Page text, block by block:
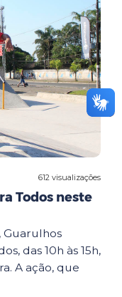
612 visualizações
Todos neste
Guarulhos
das 10h às 15h,
A ação, que